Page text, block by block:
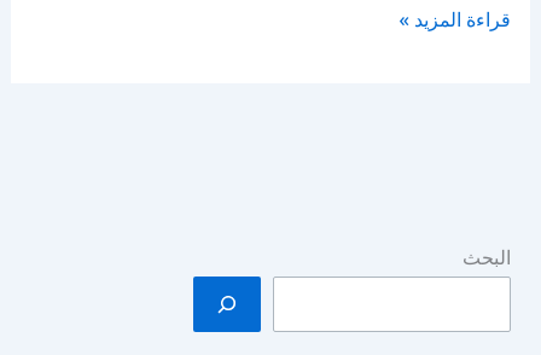
شركة
قراءة المزيد »
البحث